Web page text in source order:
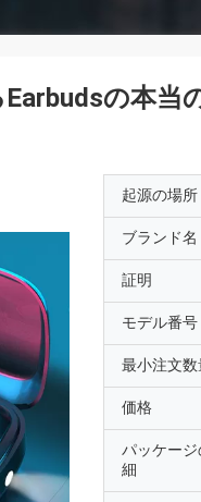
の本当
起源の場所
ブランド名
証明
モデル番号
最小注文数
価格
パッケージ
細